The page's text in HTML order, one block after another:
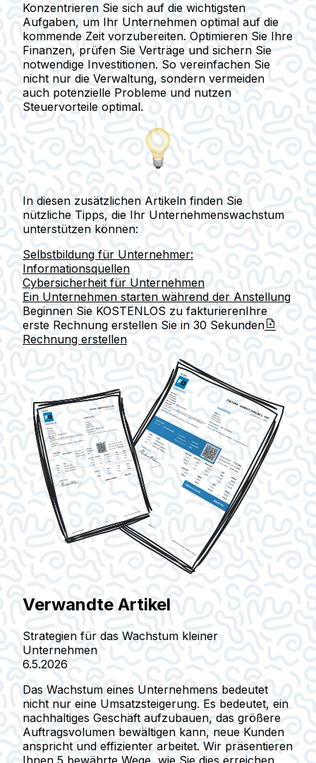
Konzentrieren Sie sich auf die wichtigsten
Aufgaben, um Ihr Unternehmen optimal auf die
kommende Zeit vorzubereiten. Optimieren Sie Ihre
Finanzen, prüfen Sie Verträge und sichern Sie
notwendige Investitionen. So vereinfachen Sie
nicht nur die Verwaltung, sondern vermeiden
auch potenzielle Probleme und nutzen
Steuervorteile optimal.
In diesen zusätzlichen Artikeln finden Sie
nützliche Tipps, die Ihr Unternehmenswachstum
unterstützen können:
Selbstbildung für Unternehmer:
Informationsquellen
Cybersicherheit für Unternehmen
Ein Unternehmen starten während der Anstellung
Beginnen Sie KOSTENLOS zu fakturierenIhre
erste Rechnung erstellen Sie in 30 Sekunden
Rechnung erstellen
Verwandte Artikel
Strategien für das Wachstum kleiner
Unternehmen
6.5.2026
Das Wachstum eines Unternehmens bedeutet
nicht nur eine Umsatzsteigerung. Es bedeutet, ein
nachhaltiges Geschäft aufzubauen, das größere
Auftragsvolumen bewältigen kann, neue Kunden
anspricht und effizienter arbeitet. Wir präsentieren
Ihnen 5 bewährte Wege, wie Sie dies erreichen